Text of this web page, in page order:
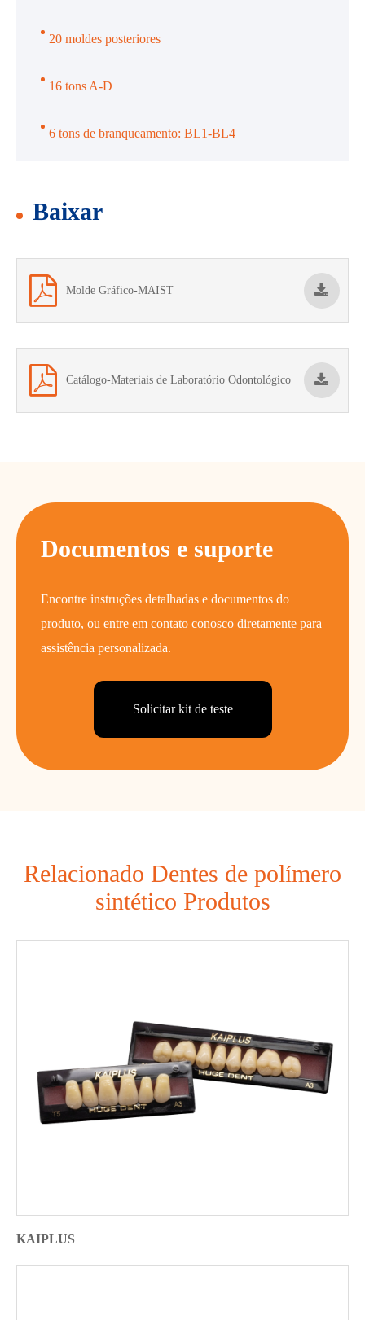
20 moldes posteriores
16 tons A-D
6 tons de branqueamento: BL1-BL4
Baixar
Molde Gráfico-MAIST
Catálogo-Materiais de Laboratório Odontológico
Documentos e suporte
Encontre instruções detalhadas e documentos do
produto, ou entre em contato conosco diretamente para
assistência personalizada.
Solicitar kit de teste
Relacionado Dentes de polímero
sintético Produtos
KAIPLUS